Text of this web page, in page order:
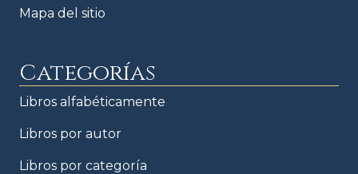
Mapa del sitio
Categorías
Libros alfabéticamente
Libros por autor
Libros por categoría